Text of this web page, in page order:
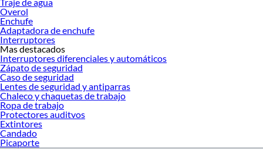
Traje de agua
Overol
Enchufe
Adaptadora de enchufe
Interruptores
Mas destacados
Interruptores diferenciales y automáticos
Zápato de seguridad
Caso de seguridad
Lentes de seguridad y antiparras
Chaleco y chaquetas de trabajo
Ropa de trabajo
Protectores auditvos
Extintores
Candado
Picaporte